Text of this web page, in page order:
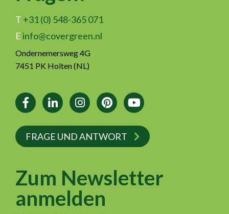
T +31 (0) 548-365 071
Einfo@covergreen.nl
Ondernemersweg 4G
7451 PK Holten (NL)
FRAGE UND ANTWORT
Zum Newsletter
anmelden